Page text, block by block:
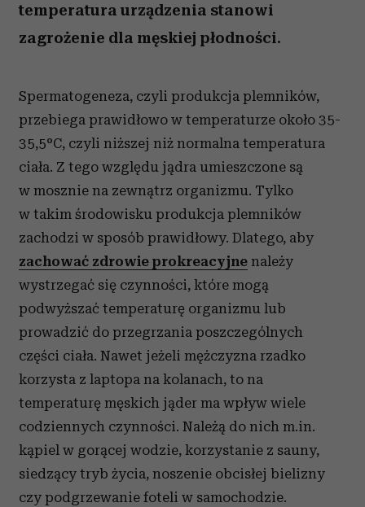
temperatura urządzenia stanowi
zagrożenie dla męskiej płodności.
Spermatogeneza, czyli produkcja plemników,
przebiega prawidłowo w temperaturze około 35-
35,5°C, czyli niższej niż normalna temperatura
ciała. Z tego względu jądra umieszczone są
w mosznie na zewnątrz organizmu. Tylko
w takim środowisku produkcja plemników
zachodzi w sposób prawidłowy. Dlatego, aby
zachować zdrowie prokreacyjne należy
wystrzegać się czynności, które mogą
podwyższać temperaturę organizmu lub
prowadzić do przegrzania poszczególnych
części ciała. Nawet jeżeli mężczyzna rzadko
korzysta z laptopa na kolanach, to na
temperaturę męskich jąder ma wpływ wiele
codziennych czynności. Należą do nich m.in.
kąpiel w gorącej wodzie, korzystanie z sauny,
siedzący tryb życia, noszenie obcisłej bielizny
czy podgrzewanie foteli w samochodzie.